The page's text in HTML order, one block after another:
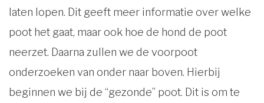
laten lopen. Dit geeft meer informatie over welke
poot het gaat, maar ook hoe de hond de poot
neerzet. Daarna zullen we de voorpoot
onderzoeken van onder naar boven. Hierbij
beginnen we bij de “gezonde” poot. Dit is om te